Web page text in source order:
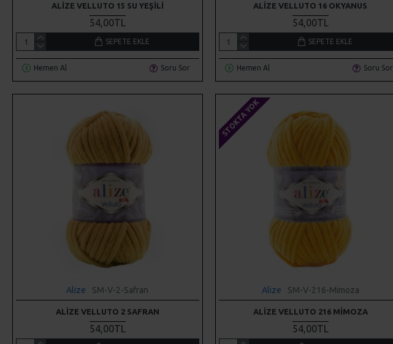
ALIZE VELLUTO 15 SU YEŞILI
54,00TL
SEPETE EKLE
Hemen Al Soru Sor
ALIZE VELLUTO 16 OKYANUS
54,00TL
SEPETE EKLE
Hemen Al Soru Sor
Alize SM-V-2-Safran
ALIZE VELLUTO 2 SAFRAN
54,00TL
STOKTA YOK
Alize SM-V-216-Mimoza
ALIZE VELLUTO 216 MIMOZA
54,00TL